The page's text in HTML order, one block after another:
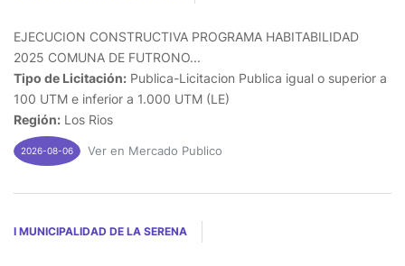
EJECUCION CONSTRUCTIVA PROGRAMA HABITABILIDAD
2025 COMUNA DE FUTRONO...
Tipo de Licitación: Publica-Licitacion Publica igual o superior a
100 UTM e inferior a 1.000 UTM (LE)
Región: Los Rios
2026-08-06 Ver en Mercado Publico
I MUNICIPALIDAD DE LA SERENA